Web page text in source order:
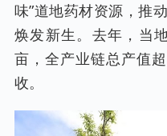
味”道地药材资源，推
焕发新生。去年，当
亩，全产业链总产值
收。